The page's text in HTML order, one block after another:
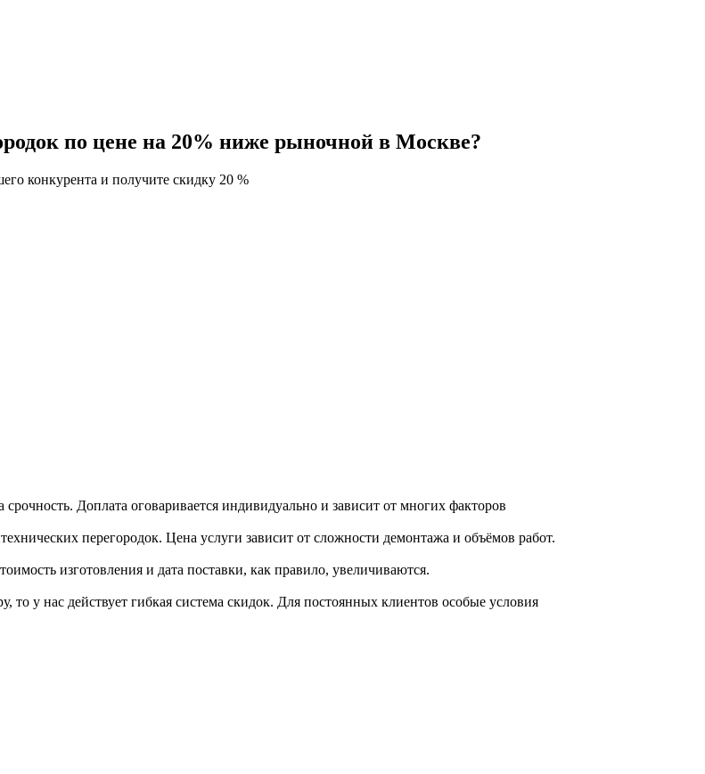
по цене на 20% ниже рыночной в Москве?
конкурента и получите скидку 20 %
Доплата оговаривается индивидуально и зависит от многих факторов
перегородок. Цена услуги зависит от сложности демонтажа и объёмов работ.
изготовления и дата поставки, как правило, увеличиваются.
у нас действует гибкая система скидок. Для постоянных клиентов особые условия